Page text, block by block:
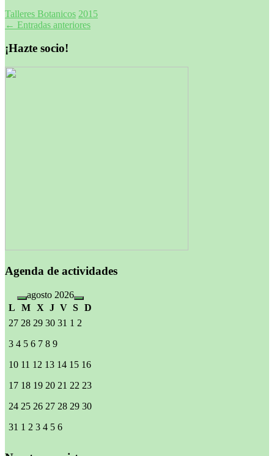
Talleres Botanicos 2015
Navegación
entradas
← Entradas anteriores
¡Hazte socio!
Agenda de actividades
agosto 2026
L
M X J V S D
27 28 29 30 31 1 2
3 4 5 6 7 8 9
10 11 12 13 14 15 16
17 18 19 20 21 22 23
24 25 26 27 28 29 30
31 1 2 3 4 5 6